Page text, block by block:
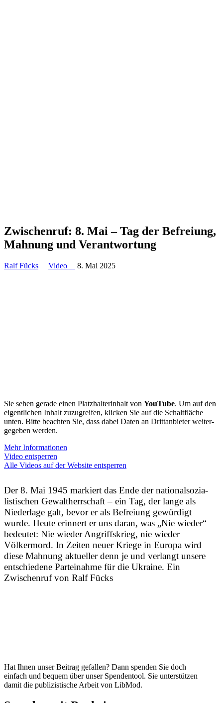
Zwischenruf: 8. Mai – Tag der Befreiung,
Mahnung und Verantwortung
Ralf Fücks Video 8. Mai 2025
Sie sehen gerade einen Platz­hal­ter­inhalt von YouTube. Um auf den
eigent­lichen Inhalt zuzugreifen, klicken Sie auf die Schalt­fläche
unten. Bitte beachten Sie, dass dabei Daten an Dritt­an­bieter weiter­
ge­geben werden.
Mehr Infor­ma­tionen
Video entsperren
Alle Videos auf der Website entsperren
Der 8. Mai 1945 markiert das Ende der natio­nal­so­zia­
lis­ti­schen Gewalt­herr­schaft – ein Tag, der lange als
Niederlage galt, bevor er als Befreiung gewürdigt
wurde. Heute erinnert er uns daran, was „Nie wieder“
bedeutet: Nie wieder Angriffs­krieg, nie wieder
Völkermord. In Zeiten neuer Kriege in Europa wird
diese Mahnung aktueller denn je und verlangt unsere
entschiedene Partei­nahme für die Ukraine. Ein
Zwischenruf von Ralf Fücks
Hat Ihnen unser Beitrag gefallen? Dann spenden Sie doch
einfach und bequem über unser Spendentool. Sie unter­stützen
damit die publi­zis­tische Arbeit von LibMod.